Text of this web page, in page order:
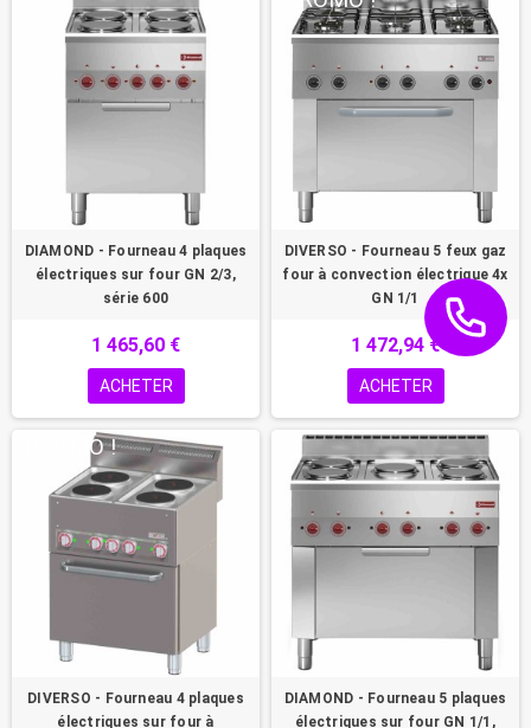
DIAMOND - Fourneau 4 plaques
électriques sur four GN 2/3,
série 600
1 465,60 €
ACHETER
DIVERSO - Fourneau 5 feux gaz
four à convection électrique 4x
GN 1/1
1 472,94 €
ACHETER
PROMO !
DIVERSO - Fourneau 4 plaques
électriques sur four à
DIAMOND - Fourneau 5 plaques
électriques sur four GN 1/1,